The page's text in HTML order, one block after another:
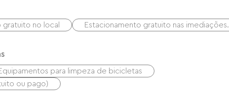
gratuito no local Estacionamento gratuito nas imediações.
para limpeza de bicicletas
ou pago)